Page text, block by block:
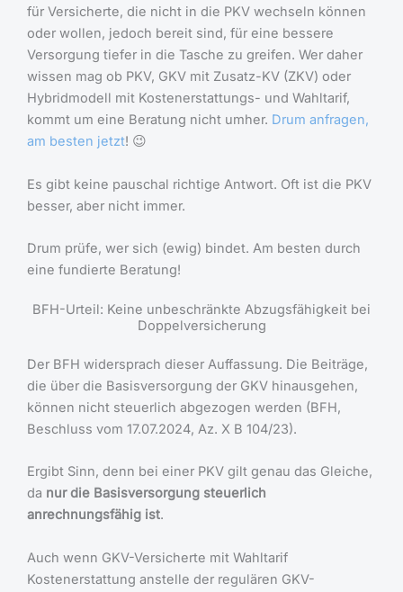
für Versicherte, die nicht in die PKV wechseln können
oder wollen, jedoch bereit sind, für eine bessere
Versorgung tiefer in die Tasche zu greifen. Wer daher
wissen mag ob PKV, GKV mit Zusatz-KV (ZKV) oder
Hybridmodell mit Kostenerstattungs- und Wahltarif,
kommt um eine Beratung nicht umher. Drum anfragen,
am besten jetzt! 😉
Es gibt keine pauschal richtige Antwort. Oft ist die PKV
besser, aber nicht immer.
Drum prüfe, wer sich (ewig) bindet. Am besten durch
eine fundierte Beratung!
BFH-Urteil: Keine unbeschränkte Abzugsfähigkeit bei
Doppelversicherung
Der BFH widersprach dieser Auffassung. Die Beiträge,
die über die Basisversorgung der GKV hinausgehen,
können nicht steuerlich abgezogen werden (BFH,
Beschluss vom 17.07.2024, Az. X B 104/23).
Ergibt Sinn, denn bei einer PKV gilt genau das Gleiche,
da nur die Basisversorgung steuerlich
anrechnungsfähig ist.
Auch wenn GKV-Versicherte mit Wahltarif
Kostenerstattung anstelle der regulären GKV-